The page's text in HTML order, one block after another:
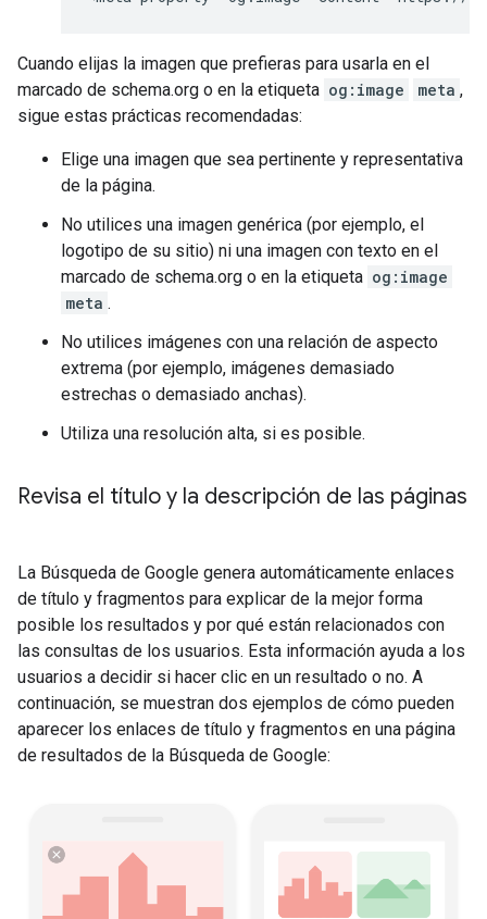
Cuando elijas la imagen que prefieras para usarla en el
marcado de schema.org o en la etiqueta og:image meta ,
sigue estas prácticas recomendadas:
Elige una imagen que sea pertinente y representativa
de la página.
No utilices una imagen genérica (por ejemplo, el
logotipo de su sitio) ni una imagen con texto en el
marcado de schema.org o en la etiqueta og:image
meta .
No utilices imágenes con una relación de aspecto
extrema (por ejemplo, imágenes demasiado
estrechas o demasiado anchas).
Utiliza una resolución alta, si es posible.
Revisa el título y la descripción de las páginas
La Búsqueda de Google genera automáticamente enlaces
de título y fragmentos para explicar de la mejor forma
posible los resultados y por qué están relacionados con
las consultas de los usuarios. Esta información ayuda a los
usuarios a decidir si hacer clic en un resultado o no. A
continuación, se muestran dos ejemplos de cómo pueden
aparecer los enlaces de título y fragmentos en una página
de resultados de la Búsqueda de Google: